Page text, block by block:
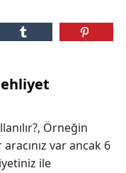
ehliyet
Örneğin
var ancak 6
ile